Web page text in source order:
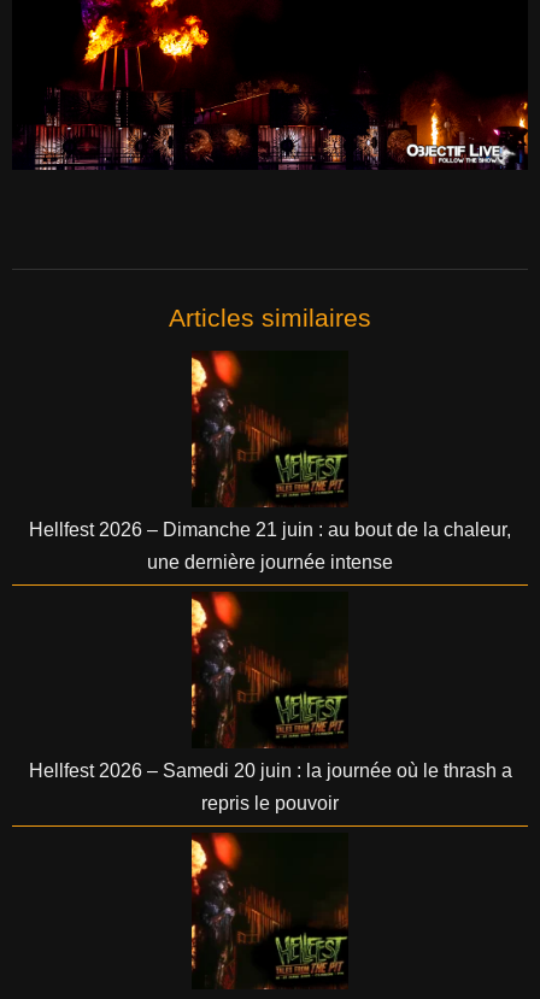
Articles similaires
Hellfest 2026 – Dimanche 21 juin : au bout de la chaleur,
une dernière journée intense
Hellfest 2026 – Samedi 20 juin : la journée où le thrash a
repris le pouvoir